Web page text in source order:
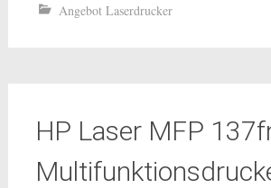
Angebot Laserdrucker
HP Laser MFP